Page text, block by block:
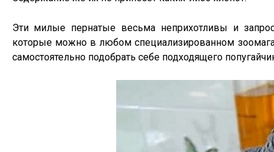
Эти милые пернатые весьма неприхотливы и
которые можно в любом специализированном
самостоятельно подобрать себе подходящего